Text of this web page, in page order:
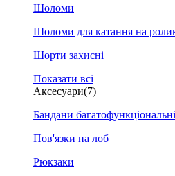
Шоломи
Шоломи для катання на
Шорти захисні
Показати всі
Аксесуари(7)
Бандани багатофункціональні
Пов'язки на лоб
Рюкзаки